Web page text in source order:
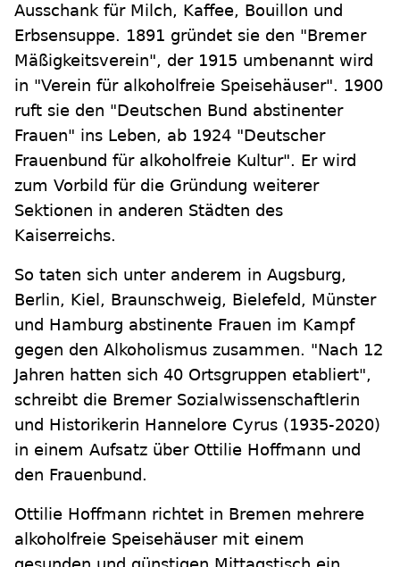
Ausschank für Milch, Kaffee, Bouillon und
Erbsensuppe. 1891 gründet sie den "Bremer
Mäßigkeitsverein", der 1915 umbenannt wird
in "Verein für alkoholfreie Speisehäuser". 1900
ruft sie den "Deutschen Bund abstinenter
Frauen" ins Leben, ab 1924 "Deutscher
Frauenbund für alkoholfreie Kultur". Er wird
zum Vorbild für die Gründung weiterer
Sektionen in anderen Städten des
Kaiserreichs.
So taten sich unter anderem in Augsburg,
Berlin, Kiel, Braunschweig, Bielefeld, Münster
und Hamburg abstinente Frauen im Kampf
gegen den Alkoholismus zusammen. "Nach 12
Jahren hatten sich 40 Ortsgruppen etabliert",
schreibt die Bremer Sozialwissenschaftlerin
und Historikerin Hannelore Cyrus (1935-2020)
in einem Aufsatz über Ottilie Hoffmann und
den Frauenbund.
Ottilie Hoffmann richtet in Bremen mehrere
alkoholfreie Speisehäuser mit einem